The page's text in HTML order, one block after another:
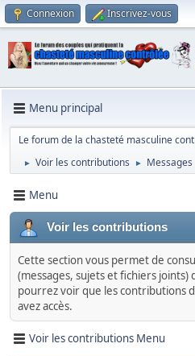
Connexion Inscrivez-vous
Menu principal
Le forum de la chasteté masculine
► Voir les contributions ► Messages
Menu
Voir les contributions
Cette section vous permet de
(messages, sujets et fichiers joints)
pourrez voir que les contributions
avez accès.
Voir les contributions Menu